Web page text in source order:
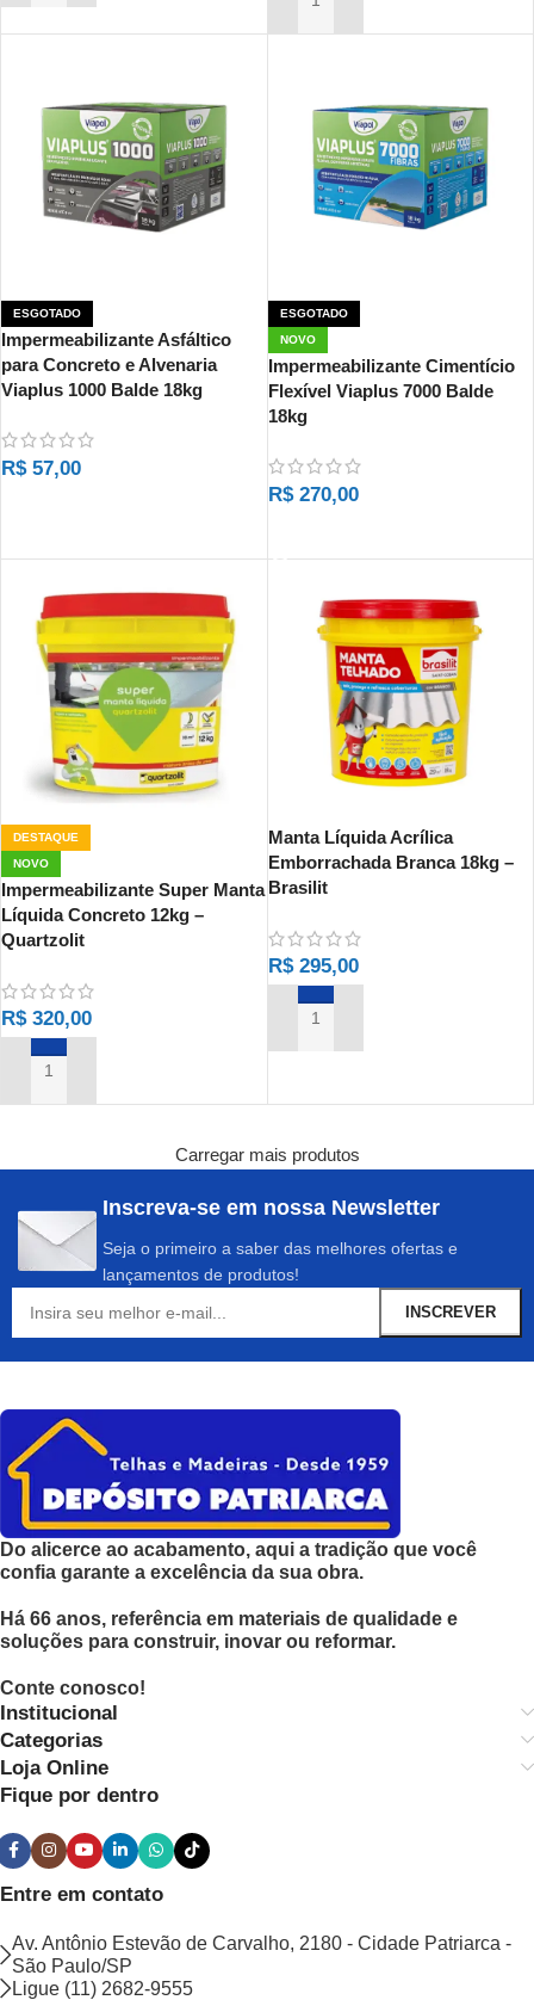
ADICIONAR AO CARRINHO
ESGOTADO
Impermeabilizante Asfáltico
para Concreto e Alvenaria
Viaplus 1000 Balde 18kg
R$57,00
ESGOTADO
NOVO
Impermeabilizante Cimentício
Flexível Viaplus 7000 Balde
18kg
R$270,00
DESTAQUE
NOVO
Impermeabilizante Super Manta
Líquida Concreto 12kg –
Quartzolit
R$320,00
ADICIONAR AO CARRINHO
Manta Líquida Acrílica
Emborrachada Branca 18kg –
Brasilit
R$295,00
ADICIONAR AO CARRINHO
Carregar mais produtos
Inscreva-se em nossa Newsletter
Seja o primeiro a saber das melhores ofertas e
lançamentos de produtos!
Do alicerce ao acabamento, aqui a tradição que você
confia garante a excelência da sua obra.
Há 66 anos, referência em materiais de qualidade e
soluções para construir, inovar ou reformar.
Conte conosco!
Institucional
Categorias
Loja Online
Fique por dentro
Entre em contato
Av. Antônio Estevão de Carvalho, 2180 - Cidade Patriarca -
São Paulo/SP
Ligue (11) 2682-9555